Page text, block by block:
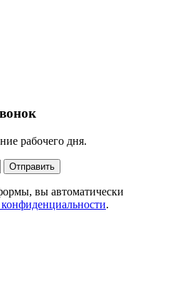
рабочего дня.
Отправить
вы автоматически
.